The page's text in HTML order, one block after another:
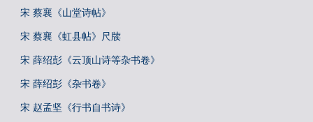
宋 蔡襄《山堂诗帖》
宋 蔡襄《虹县帖》尺牍
宋 薛绍彭《云顶山诗等杂书卷》
宋 薛绍彭《杂书卷》
宋 赵孟坚《行书自书诗》